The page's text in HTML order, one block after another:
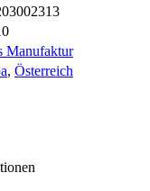
Manufaktur
, Österreich